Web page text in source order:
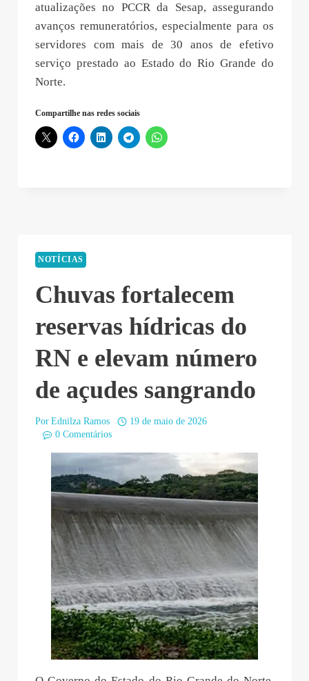
atualizações no PCCR da Sesap, assegurando
avanços remuneratórios, especialmente para os
servidores com mais de 30 anos de efetivo
serviço prestado ao Estado do Rio Grande do
Norte.
Compartilhe nas redes sociais
NOTÍCIAS
Chuvas fortalecem
reservas hídricas do
RN e elevam número
de açudes sangrando
Por Ednilza Ramos
19 de maio de 2026
0 Comentários